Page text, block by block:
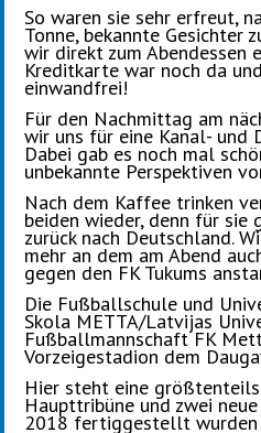
So waren sie sehr erfreut,
Tonne, bekannte Gesichter
wir direkt zum Abendessen
Kreditkarte war noch da
einwandfrei!
Für den Nachmittag am
wir uns für eine Kanal- und
Dabei gab es noch mal
unbekannte Perspektiven
Nach dem Kaffee trinken
beiden wieder, denn für sie
zurück nach Deutschland.
mehr an dem am Abend
gegen den FK Tukums
Die Fußballschule und
Skola METTA/Latvijas
Fußballmannschaft FK
Vorzeigestadion dem
Hier steht eine
Haupttribüne und zwei
2018 fertiggestellt wurden